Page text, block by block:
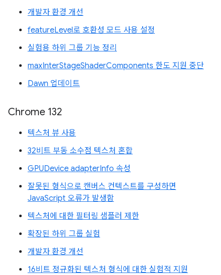
개발자 환경 개선
featureLevel로 호환성 모드 사용 설정
실험용 하위 그룹 기능 정리
maxInterStageShaderComponents 한도 지원 중단
Dawn 업데이트
Chrome 132
텍스처 뷰 사용
32비트 부동 소수점 텍스처 혼합
GPUDevice adapterInfo 속성
잘못된 형식으로 캔버스 컨텍스트를 구성하면
JavaScript 오류가 발생함
텍스처에 대한 필터링 샘플러 제한
확장된 하위 그룹 실험
개발자 환경 개선
16비트 정규화된 텍스처 형식에 대한 실험적 지원